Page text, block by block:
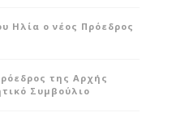
Ηλία ο νέος Πρόεδρος
της Αρχής
Συμβούλιο